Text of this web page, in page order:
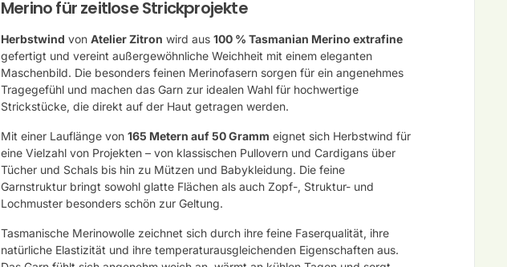
Merino für zeitlose Strickprojekte
Herbstwind von Atelier Zitron wird aus 100 % Tasmanian Merino extrafine
gefertigt und vereint außergewöhnliche Weichheit mit einem eleganten
Maschenbild. Die besonders feinen Merinofasern sorgen für ein angenehmes
Tragegefühl und machen das Garn zur idealen Wahl für hochwertige
Strickstücke, die direkt auf der Haut getragen werden.
Mit einer Lauflänge von 165 Metern auf 50 Gramm eignet sich Herbstwind für
eine Vielzahl von Projekten – von klassischen Pullovern und Cardigans über
Tücher und Schals bis hin zu Mützen und Babykleidung. Die feine
Garnstruktur bringt sowohl glatte Flächen als auch Zopf-, Struktur- und
Lochmuster besonders schön zur Geltung.
Tasmanische Merinowolle zeichnet sich durch ihre feine Faserqualität, ihre
natürliche Elastizität und ihre temperaturausgleichenden Eigenschaften aus.